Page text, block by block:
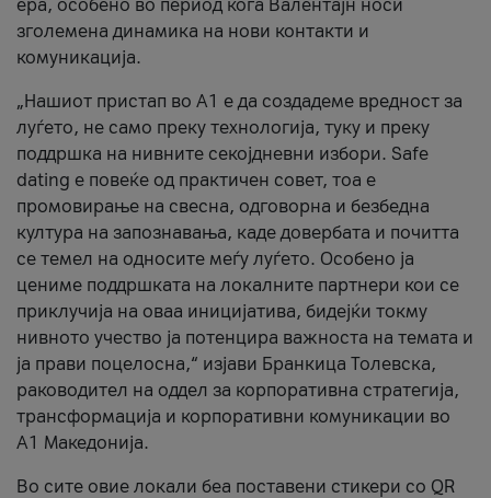
ера, особено во период кога Валентајн носи
зголемена динамика на нови контакти и
комуникација.
„Нашиот пристап во А1 е да создадеме вредност за
луѓето, не само преку технологија, туку и преку
поддршка на нивните секојдневни избори. Safe
dating е повеќе од практичен совет, тоа е
промовирање на свесна, одговорна и безбедна
култура на запознавања, каде довербата и почитта
се темел на односите меѓу луѓето. Особено ја
цениме поддршката на локалните партнери кои се
приклучија на оваа иницијатива, бидејќи токму
нивното учество ја потенцира важноста на темата и
ја прави поцелосна,“ изјави Бранкица Толевска,
раководител на оддел за корпоративна стратегија,
трансформација и корпоративни комуникации во
А1 Македонија.
Во сите овие локали беа поставени стикери со QR